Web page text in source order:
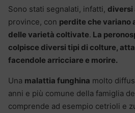
Sono stati segnalati, infatti, diversi
province, con perdite che variano
delle varietà coltivate. La
colpisce diversi tipi di colture,
facendole arricciare e morire.
Una malattia funghina molto
anni e più comune della famiglia
comprende ad esempio cetrioli e